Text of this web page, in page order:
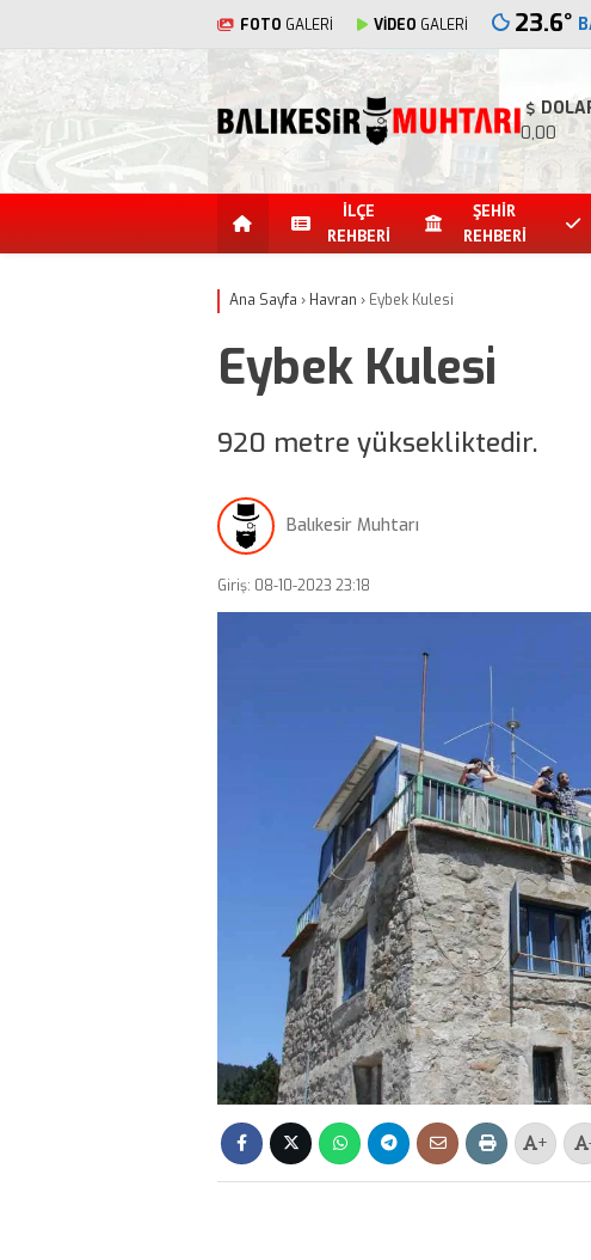
FOTO GALERİ VİDEO GALERİ 23.6°
0,00
İLÇE
REHBERİ
ŞEHİR
REHBERİ
Ana Sayfa › Havran › Eybek Kulesi
Eybek Kulesi
920 metre yüksekliktedir.
Balıkesir Muhtarı
Giriş: 08-10-2023 23:18
+